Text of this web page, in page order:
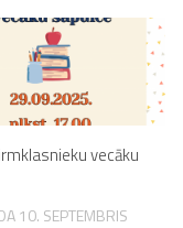
vecāku
10. SEPTEMBRIS